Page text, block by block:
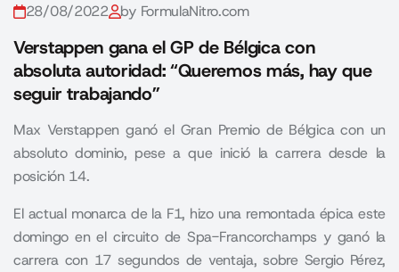
28/08/2022 by FormulaNitro.com
Verstappen gana el GP de Bélgica con
absoluta autoridad: “Queremos más, hay que
seguir trabajando”
Max Verstappen ganó el Gran Premio de Bélgica con un
absoluto dominio, pese a que inició la carrera desde la
posición 14.
El actual monarca de la F1, hizo una remontada épica este
domingo en el circuito de Spa-Francorchamps y ganó la
carrera con 17 segundos de ventaja, sobre Sergio Pérez,